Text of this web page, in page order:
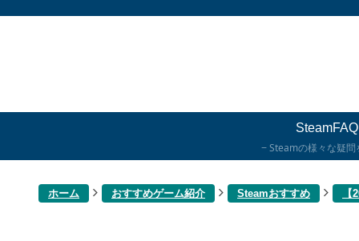
SteamFAQ
Steamの様々な疑問
ホーム おすすめゲーム紹介 Steamおすすめ